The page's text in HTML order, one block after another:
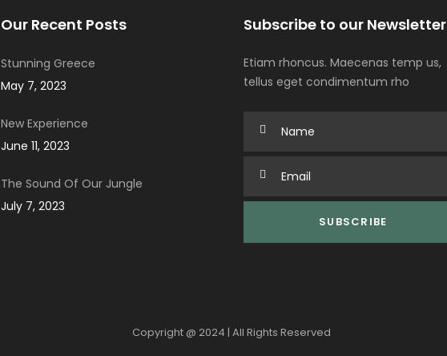
Our Recent Posts
Stunning Greece
May 7, 2023
New Experience
June 11, 2023
The Sound Of Our Jungle
July 7, 2023
Subscribe to our Newsletter
Etiam rhoncus. Maecenas temp us,
tellus eget condimentum rho
Copyright @ 2024 | All Rights Reserved